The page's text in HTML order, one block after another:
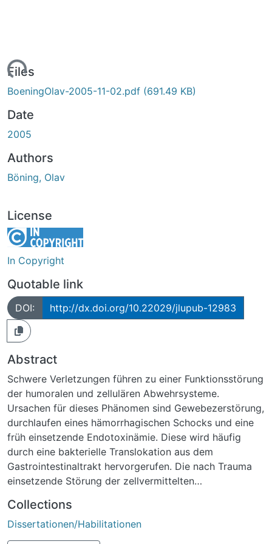
Files
BoeningOlav-2005-11-02.pdf (691.49 KB)
Date
2005
Authors
Böning, Olav
License
In Copyright
Quotable link
DOI: http://dx.doi.org/10.22029/jlupub-12983
Abstract
Schwere Verletzungen führen zu einer Funktionsstörung
der humoralen und zellulären Abwehrsysteme.
Ursachen für dieses Phänomen sind Gewebezerstörung,
durchlaufen eines hämorrhagischen Schocks und eine
früh einsetzende Endotoxinämie. Diese wird häufig
durch eine bakterielle Translokation aus dem
Gastrointestinaltrakt hervorgerufen. Die nach Trauma
einsetzende Störung der zellvermittelten
ungeordneten Zytokinsynthese. Während manche
Bereiche des Immunsystems überreagieren, sind andere
supprimiert. Hierbei spielen pro- und
Collections
Dissertationen/Habilitationen